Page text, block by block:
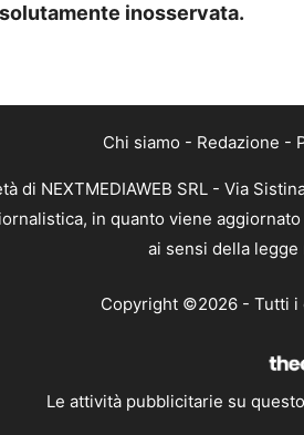
inosservata.
Chi siamo - Redazione -
di NEXTMEDIAWEB SRL - Via
in quanto viene
ai sensi della legge
Copyright ©2026 - Tutti
Le attività pubblicitarie su